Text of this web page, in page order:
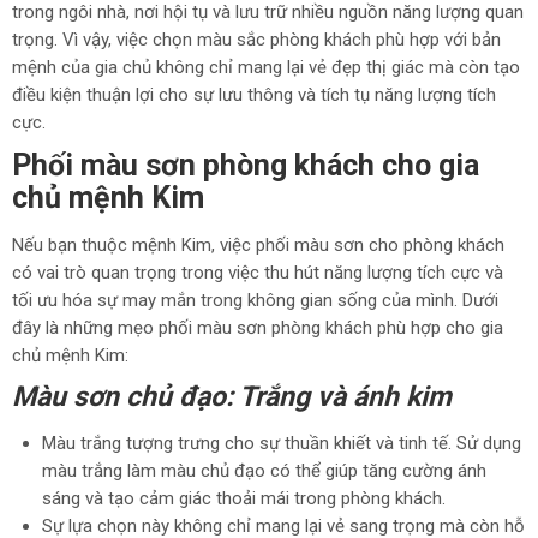
trong ngôi nhà, nơi hội tụ và lưu trữ nhiều nguồn năng lượng quan
trọng. Vì vậy, việc chọn màu sắc phòng khách phù hợp với bản
mệnh của gia chủ không chỉ mang lại vẻ đẹp thị giác mà còn tạo
điều kiện thuận lợi cho sự lưu thông và tích tụ năng lượng tích
cực.
Phối màu sơn phòng khách cho gia
chủ mệnh Kim
Nếu bạn thuộc mệnh Kim, việc phối màu sơn cho phòng khách
có vai trò quan trọng trong việc thu hút năng lượng tích cực và
tối ưu hóa sự may mắn trong không gian sống của mình. Dưới
đây là những mẹo phối màu sơn phòng khách phù hợp cho gia
chủ mệnh Kim:
Màu sơn chủ đạo: Trắng và ánh kim
Màu trắng tượng trưng cho sự thuần khiết và tinh tế. Sử dụng
màu trắng làm màu chủ đạo có thể giúp tăng cường ánh
sáng và tạo cảm giác thoải mái trong phòng khách.
Sự lựa chọn này không chỉ mang lại vẻ sang trọng mà còn hỗ